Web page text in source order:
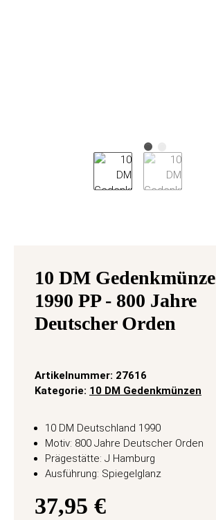
10 DM Gedenkmünze
1990 PP - 800 Jahre
Deutscher Orden
Artikelnummer: 27616
Kategorie: 10 DM Gedenkmünzen
10 DM Deutschland 1990
Motiv: 800 Jahre Deutscher Orden
Prägestätte: J Hamburg
Ausführung: Spiegelglanz
37,95 €